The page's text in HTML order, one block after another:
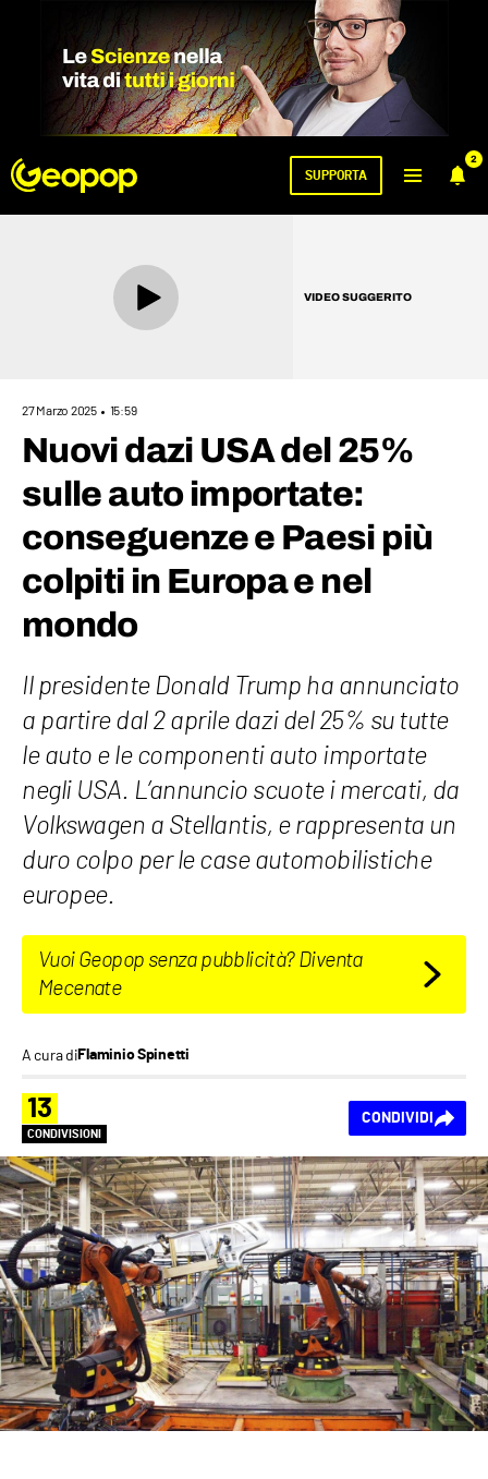
2
SUPPORTA
VIDEO SUGGERITO
27 Marzo 2025 15:59
Nuovi dazi USA del 25%
sulle auto importate:
conseguenze e Paesi più
colpiti in Europa e nel
mondo
Il presidente Donald Trump ha annunciato
a partire dal 2 aprile dazi del 25% su tutte
le auto e le componenti auto importate
negli USA. L’annuncio scuote i mercati, da
Volkswagen a Stellantis, e rappresenta un
duro colpo per le case automobilistiche
europee.
Vuoi Geopop senza pubblicità? Diventa
Mecenate
A cura diFlaminio Spinetti
13
CONDIVISIONI
CONDIVIDI